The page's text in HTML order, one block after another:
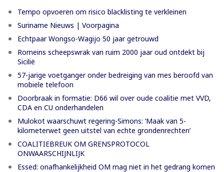
Tempo opvoeren om risico blacklisting te verkleinen
Suriname Nieuws | Voorpagina
Echtpaar Wongso-Wagijo 50 jaar getrouwd
Romeins scheepswrak van ruim 2000 jaar oud ontdekt bij
Sicilië
57-jarige voetganger onder bedreiging van mes beroofd van
mobiele telefoon
Doorbraak in formatie: D66 wil over oude coalitie met VVD,
CDA en CU onderhandelen
Mulokot waarschuwt regering-Simons: ‘Maak van 5-
kilometerwet geen uitstel van echte grondenrechten’
COALITIEBREUK OM GRENSPROTOCOL
ONWAARSCHIJNLIJK
Essed: onafhankelijkheid OM mag niet in het gedrang komen